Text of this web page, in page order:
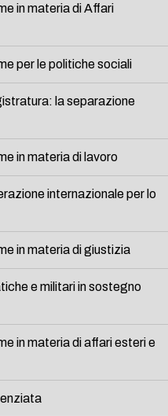
in materia di Affari
per le politiche sociali
la separazione
in materia di lavoro
internazionale per lo
in materia di giustizia
e militari in sostegno
in materia di affari esteri e